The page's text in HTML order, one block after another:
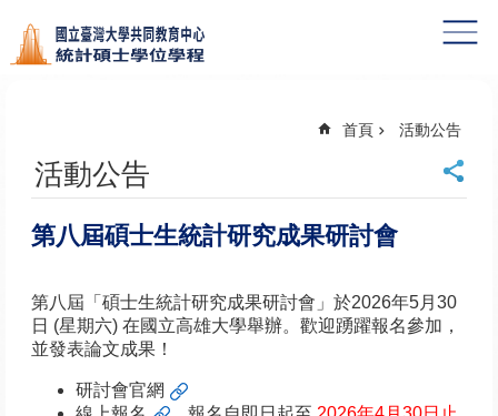
跳到主要內容區塊
首頁 活動公告
活動公告
第八屆碩士生統計研究成果研討會
第八屆「碩士生統計研究成果研討會」於2026年5月30
日 (星期六) 在國立高雄大學舉辦。歡迎踴躍報名參加，
並發表論文成果！
研討會官網